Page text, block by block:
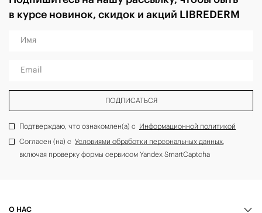
в курсе новинок, скидок и акций LIBREDERM
Имя
Email
ПОДПИСАТЬСЯ
Подтверждаю, что ознакомлен(а) с Информационной политикой
Согласен (на) с Условиями обработки персональных данных,
включая проверку формы сервисом Yandex SmartCaptcha
О НАС